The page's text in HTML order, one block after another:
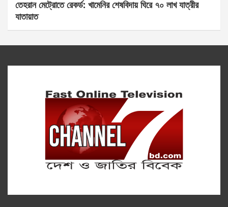
তেহরান মেট্রোতে রেকর্ড: খামেনির শেষবিদায় ঘিরে ৭০ লাখ যাত্রীর
যাতায়াত